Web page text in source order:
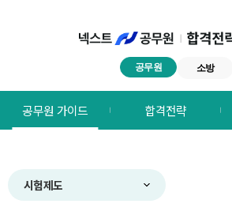
공무원 소방
합격전략연구소
메뉴
공무원 가이드 합격전략
시험제도